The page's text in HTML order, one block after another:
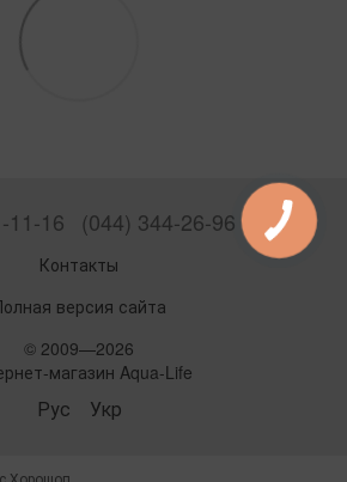
11-16 (044) 344-26-96
Контакты
версия сайта
© 2009—2026
магазин Aqua-Life
Рус Укр
Хорошоп